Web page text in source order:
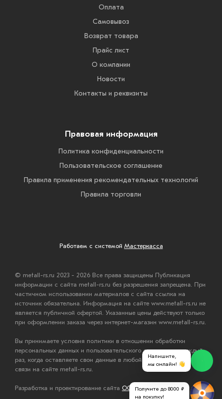
Оплата
Самовывоз
Возврат товара
Прайс лист
О компании
Новости
Контакты и реквизиты
Правовая информация
Политика конфиденциальности
Пользовательское соглашение
Правила применения рекомендательных технологий
Правила торговли
Работаем с системой Мастеркасса
© metall-rs.ru 2023 - 2026 Все права защищены Публикация
информации с сайта metall-rs.ru без разрешения запрещена. При
частичном использовании материалов с сайта ссылка на
источник обязательна. Информация на сайте www.metall-rs.ru не
является публичной офертой. Указанные цены действуют только
при оформлении заказа через интернет-магазин www.metall-rs.ru.
Вы принимаете условия политики в отношении обработки
персональных данных и пользовательского соглашения каждый
раз, когда оставляете свои данные в любой форме обратной
связи на сайте metall-rs.ru.
Разработка и проектирование сайта ООО "Мастервеб"
Напишите,
мы онлайн! 👋
Получите до 8000 ₽
на покупку!